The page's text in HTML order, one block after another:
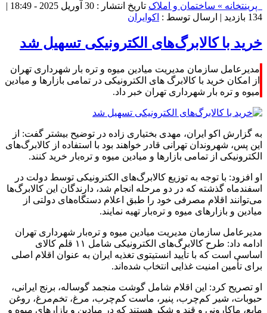
پرینتخانه » ساختمان و املاک تاریخ انتشار : 30 آوریل 2025 - 18:49 |
134 بازدید
| ارسال توسط : اکوایران
خرید با کالابرگ‌های الکترونیکی تسهیل شد
مدیرعامل سازمان مدیریت میادین میوه و تره بار شهرداری تهران
از امکان خرید با کالابرگ های الکترونیکی در تمامی بازارها و میادین
میوه و تره بار شهرداری تهران خبر داد.
به گزارش اکو ایران، مهدی بختیاری زاده در توضیح بیشتر گفت: از
این پس، شهروندان تهرانی قادر خواهند بود با استفاده از کالابرگ‌های
الکترونیکی از تمامی بازارها و میادین میوه و تره‌بار خرید کنند.
او افزود: با توجه به توزیع کالابرگ‌های الکترونیکی توسط دولت در
اسفندماه گذشته که در دو مرحله انجام شد، دارندگان این کالابرگ‌ها
می‌توانند اقلام مصرفی خود را طبق اعلام دستگاه‌های دولتی از
میادین و بازارهای میوه و تره‌بار تهیه نمایند.
مدیرعامل سازمان مدیریت میادین میوه و تره‌بار شهرداری تهران
ادامه داد: طرح کالابرگ‌های الکترونیکی شامل ۱۱ قلم کالای
اساسی است که با تأیید انستیتوی تغذیه ایران به عنوان اقلام اصلی
برای تأمین امنیت غذایی انتخاب شده‌اند.
او تصریح کرد: این اقلام شامل گوشت منجمد گوساله، برنج ایرانی،
حبوبات، شیر کم‌چرب، پنیر، ماست کم‌چرب، مرغ، تخم‌مرغ، روغن
مایع، ماکارونی و قند و شکر هستند که در میادین و بازارهای میوه و